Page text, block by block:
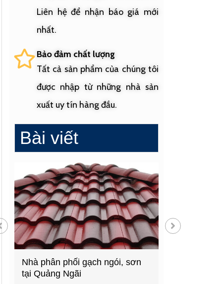
Liên hệ để nhận báo giá mới
nhất.
Bảo đảm chất lượng
Tất cả sản phẩm của chúng tôi
được nhập từ những nhà sản
xuất uy tín hàng đầu.
Bài viết
Nhà phân phối gạch ngói, sơn
tại Quảng Ngãi